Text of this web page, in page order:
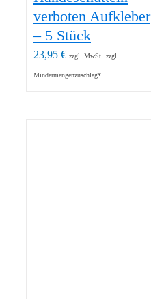
verboten Aufkleber
– 5 Stück
23,95 € zzgl. MwSt. zzgl.
Mindermengenzuschlag*